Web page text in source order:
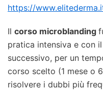
https://
Il corso microblanding
pratica intensiva e con
successivo, per un
corso scelto (1 mese o
risolvere i dubbi più